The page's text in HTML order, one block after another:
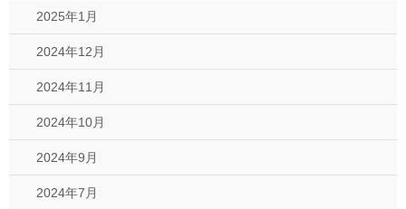
2025年1月
2024年12月
2024年11月
2024年10月
2024年9月
2024年7月